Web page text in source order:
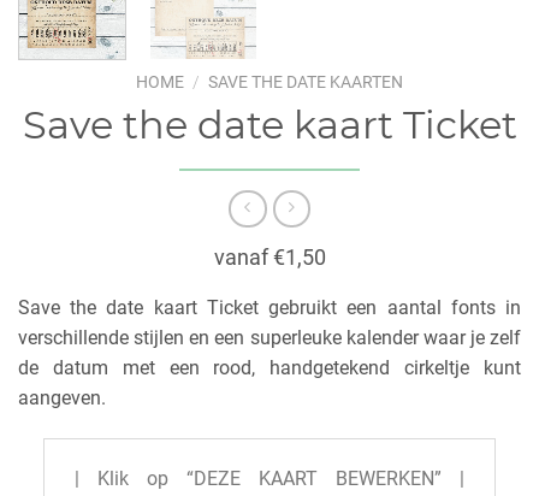
HOME / SAVE THE DATE KAARTEN
Save the date kaart Ticket
vanaf €1,50
Save the date kaart Ticket gebruikt een aantal fonts in
verschillende stijlen en een superleuke kalender waar je zelf
de datum met een rood, handgetekend cirkeltje kunt
aangeven.
| Klik op “DEZE KAART BEWERKEN” |